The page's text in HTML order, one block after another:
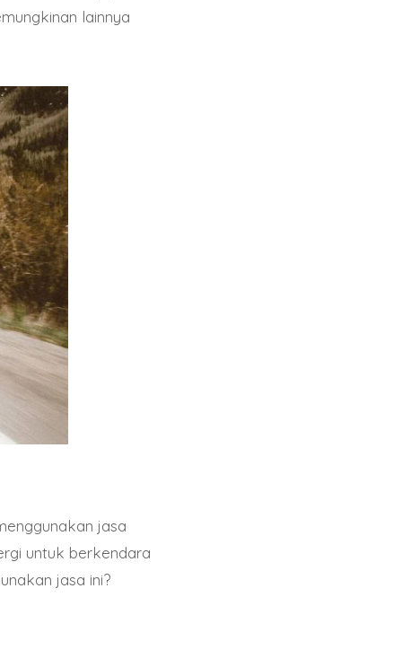
lainnya
jasa
untuk berkendara
jasa ini?